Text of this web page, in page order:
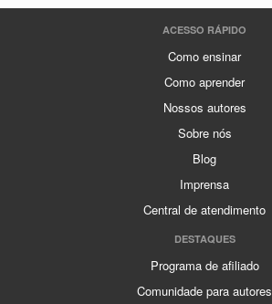
ACESSO RÁPIDO
Como ensinar
Como aprender
Nossos autores
Sobre nós
Blog
Imprensa
Central de atendimento
DESTAQUES
Programa de afiliado
Comunidade para autores